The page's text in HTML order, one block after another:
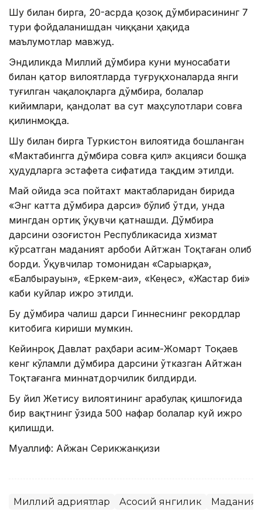
Шу билан бирга, 20-асрда қозоқ дўмбирасининг 7
тури фойдаланишдан чиққани ҳақида
маълумотлар мавжуд.
Эндиликда Миллий дўмбира куни муносабати
билан қатор вилоятларда туғруқхоналарда янги
туғилган чақалоқларга дўмбира, болалар
кийимлари, қандолат ва сут маҳсулотлари совға
қилинмоқда.
Шу билан бирга Туркистон вилоятида бошланган
«Мактабингга дўмбира совға қил» акцияси бошқа
ҳудудларга эстафета сифатида тақдим этилди.
Май ойида эса пойтахт мактабларидан бирида
«Энг катта дўмбира дарси» бўлиб ўтди, унда
мингдан ортиқ ўқувчи қатнашди. Дўмбира
дарсини Қозоғистон Республикасида хизмат
кўрсатган маданият арбоби Айтжан Тоқтаған олиб
борди. Ўқувчилар томонидан «Сарыарқа»,
«Балбырауын», «Еркем-аи», «Кеңес», «Жастар биі»
каби куйлар ижро этилди.
Бу дўмбира чалиш дарси Гиннеснинг рекордлар
китобига кириши мумкин.
Кейинроқ Давлат раҳбари Қасим-Жомарт Тоқаев
кенг кўламли дўмбира дарсини ўтказган Айтжан
Тоқтағанга миннатдорчилик билдирди.
Бу йил Жетису вилоятининг Қарабулақ қишлоғида
бир вақтнинг ўзида 500 нафар болалар куй ижро
қилишди.
Муаллиф: Айжан Серикжанқизи
Миллий қадриятлар Асосий янгилик Маданият